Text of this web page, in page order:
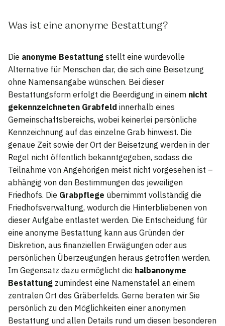
Was ist eine anonyme Bestattung?
Die anonyme Bestattung stellt eine würdevolle
Alternative für Menschen dar, die sich eine Beisetzung
ohne Namensangabe wünschen. Bei dieser
Bestattungsform erfolgt die Beerdigung in einem nicht
gekennzeichneten Grabfeld innerhalb eines
Gemeinschaftsbereichs, wobei keinerlei persönliche
Kennzeichnung auf das einzelne Grab hinweist. Die
genaue Zeit sowie der Ort der Beisetzung werden in der
Regel nicht öffentlich bekanntgegeben, sodass die
Teilnahme von Angehörigen meist nicht vorgesehen ist –
abhängig von den Bestimmungen des jeweiligen
Friedhofs. Die Grabpflege übernimmt vollständig die
Friedhofsverwaltung, wodurch die Hinterbliebenen von
dieser Aufgabe entlastet werden. Die Entscheidung für
eine anonyme Bestattung kann aus Gründen der
Diskretion, aus finanziellen Erwägungen oder aus
persönlichen Überzeugungen heraus getroffen werden.
Im Gegensatz dazu ermöglicht die halbanonyme
Bestattung zumindest eine Namenstafel an einem
zentralen Ort des Gräberfelds. Gerne beraten wir Sie
persönlich zu den Möglichkeiten einer anonymen
Bestattung und allen Details rund um diesen besonderen